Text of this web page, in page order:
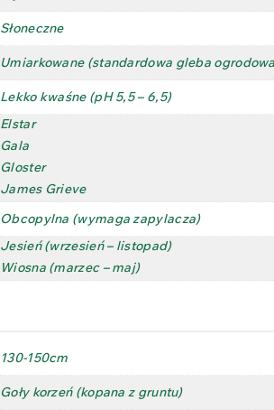
Słoneczne
Umiarkowane (standardowa gleba
Lekko kwaśne (pH 5,5 – 6,5)
Elstar
Gala
Gloster
James Grieve
Obcopylna (wymaga zapylacza)
Jesień (wrzesień – listopad)
Wiosna (marzec – maj)
130-150cm
Goły korzeń (kopana z gruntu)